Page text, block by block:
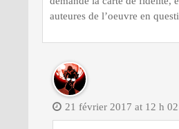
auteures de l’oeuvre en
21 février 2017 at 12 h